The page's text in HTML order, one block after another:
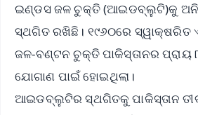
ଇଣ୍ଡସ ଜଳ ଚୁକ୍ତି (ଆଇଡବ୍ଲୁଟି)କୁ
ସ୍ଥଗିତ ରଖିଛି। ୧୯୬୦ରେ ସ୍ୱାକ୍ଷରିତ
ଜଳ-ବଣ୍ଟନ ଚୁକ୍ତି ପାକିସ୍ତାନର
ଯୋଗାଣ ପାଇଁ ହୋଇଥିଲା।
ଆଇଡବ୍ଲୁଟିର ସ୍ଥଗିତକୁ ପାକିସ୍ତାନ